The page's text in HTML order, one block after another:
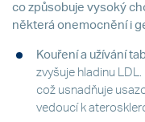
co způsobuje vysoký
některá onemocnění i
Kouření a užívání
zvyšuje hladinu LDL.
což usnadňuje
vedoucí k